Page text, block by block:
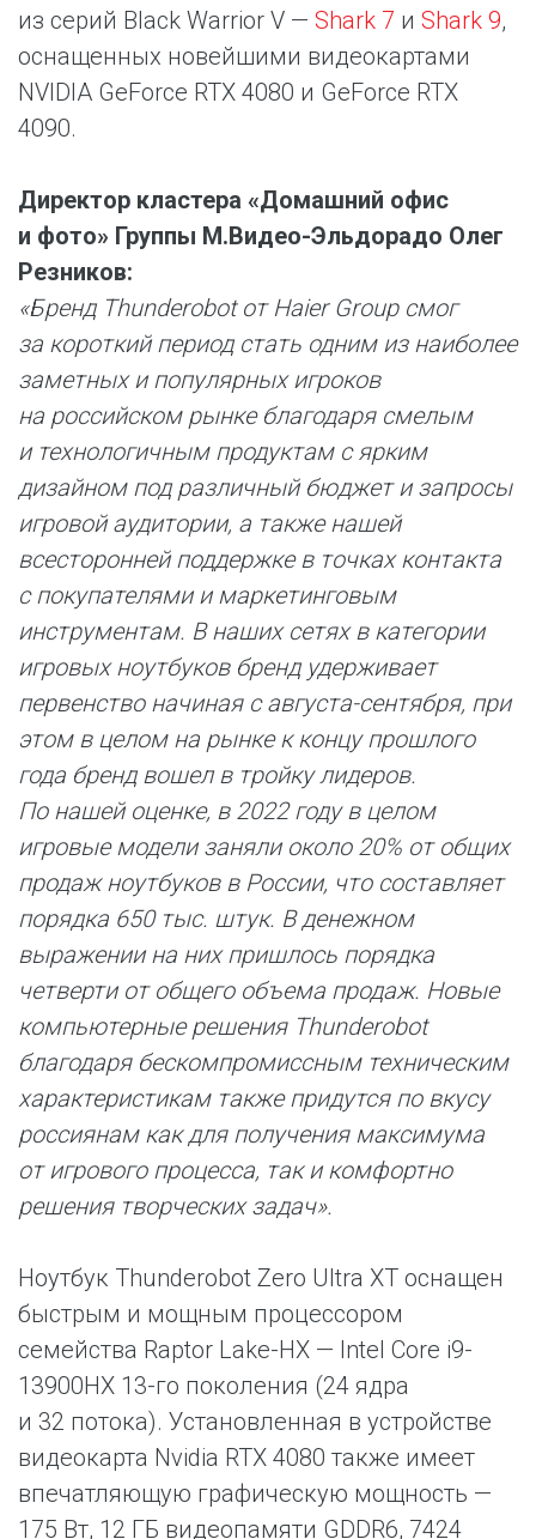
из серий Black Warrior V — Shark 7 и Shark 9,
оснащенных новейшими видеокартами
NVIDIA GeForce RTX 4080 и GeForce RTX
4090.
Директор кластера «Домашний офис
и фото» Группы М.Видео-Эльдорадо Олег
Резников:
«Бренд Thunderobot от Haier Group смог
за короткий период стать одним из наиболее
заметных и популярных игроков
на российском рынке благодаря смелым
и технологичным продуктам с ярким
дизайном под различный бюджет и запросы
игровой аудитории, а также нашей
всесторонней поддержке в точках контакта
с покупателями и маркетинговым
инструментам. В наших сетях в категории
игровых ноутбуков бренд удерживает
первенство начиная с августа-сентября, при
этом в целом на рынке к концу прошлого
года бренд вошел в тройку лидеров.
По нашей оценке, в 2022 году в целом
игровые модели заняли около 20% от общих
продаж ноутбуков в России, что составляет
порядка 650 тыс. штук. В денежном
выражении на них пришлось порядка
четверти от общего объема продаж. Новые
компьютерные решения Thunderobot
благодаря бескомпромиссным техническим
характеристикам также придутся по вкусу
россиянам как для получения максимума
от игрового процесса, так и комфортно
решения творческих задач».
Ноутбук Thunderobot Zero Ultra XT оснащен
быстрым и мощным процессором
семейства Raptor Lake-HX — Intel Core i9-
13900HX 13-го поколения (24 ядра
и 32 потока). Установленная в устройстве
видеокарта Nvidia RTX 4080 также имеет
впечатляющую графическую мощность —
175 Вт, 12 ГБ видеопамяти GDDR6, 7424